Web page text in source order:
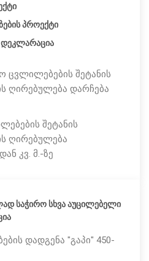
პროექტი
ცვლილებების შეტანის
ღირებულება დარჩება
შეტანის
ღირებულება
კვ. მ.-ზე
საჭირო სხვა აუცილებელი
დადგენა "გაპი" 450-